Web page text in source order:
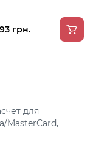
93 грн.
для
MasterCard,